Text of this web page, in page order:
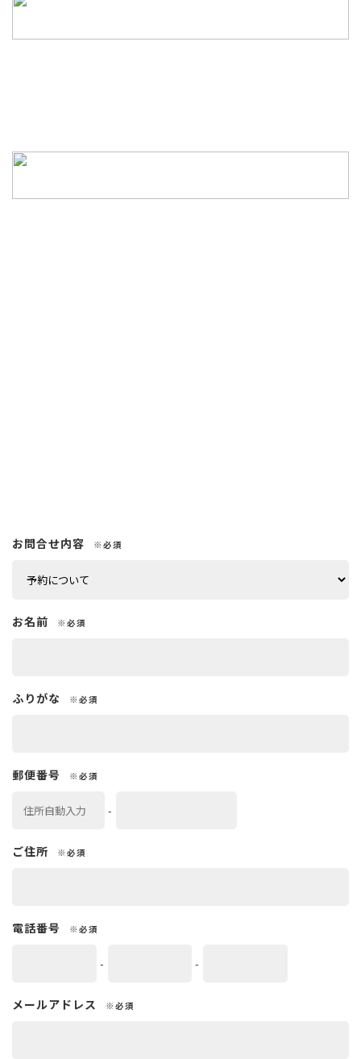
お問合せ内容 ※必須
お名前 ※必須
ふりがな ※必須
郵便番号 ※必須
-
ご住所 ※必須
電話番号 ※必須
- -
メールアドレス ※必須